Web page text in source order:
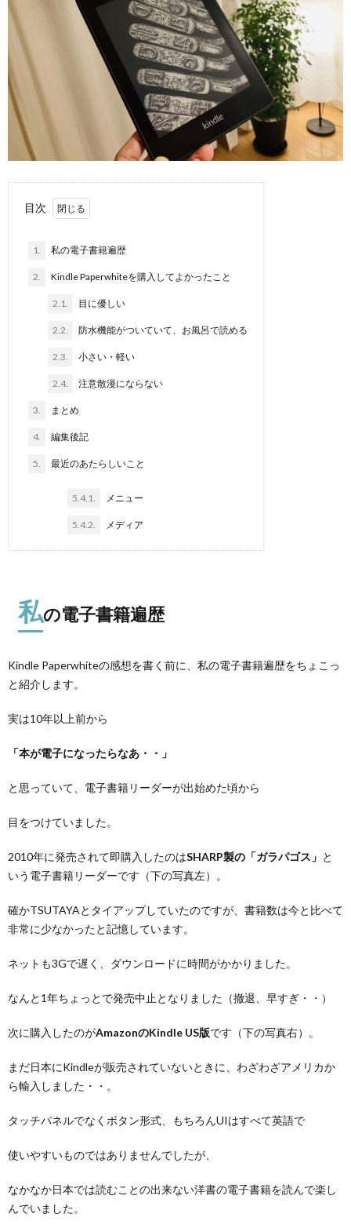
目次
1. 私の電子書籍遍歴
2. Kindle Paperwhiteを購入してよかったこと
2.1. 目に優しい
2.2. 防水機能がついていて、お風呂で読める
2.3. 小さい・軽い
2.4. 注意散漫にならない
3. まとめ
4. 編集後記
5. 最近のあたらしいこと
5.4.1. メニュー
5.4.2. メディア
私の電子書籍遍歴
Kindle Paperwhiteの感想を書く前に、私の電子書籍遍歴をちょこっ
と紹介します。
実は10年以上前から
「本が電子になったらなあ・・」
と思っていて、電子書籍リーダーが出始めた頃から
目をつけていました。
2010年に発売されて即購入したのはSHARP製の「ガラパゴス」 と
いう電子書籍リーダーです（下の写真左）。
確かTSUTAYAとタイアップしていたのですが、書籍数は今と比べて
非常に少なかったと記憶しています。
ネットも3Gで遅く、ダウンロードに時間がかかりました。
なんと1年ちょっとで発売中止となりました（撤退、早すぎ・・）
次に購入したのがAmazonのKindle US版です（下の写真右）。
まだ日本にKindleが販売されていないときに、わざわざアメリカか
ら輸入しました・・。
タッチパネルでなくボタン形式、もちろんUIはすべて英語で
使いやすいものではありませんでしたが、
なかなか日本では読むことの出来ない洋書の電子書籍を読んで楽し
んでいました。